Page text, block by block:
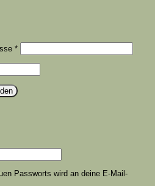
*Erforderlich
Passworts wird an deine E-Mail-